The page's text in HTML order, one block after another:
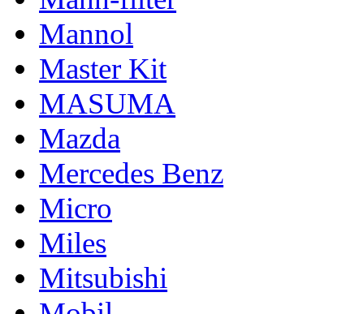
Mannol
Master Kit
MASUMA
Mazda
Mercedes Benz
Micro
Miles
Mitsubishi